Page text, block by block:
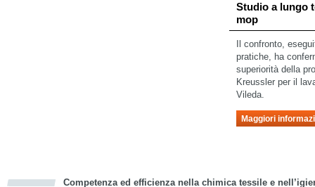
Studio a lungo
mop
Il confronto,
pratiche, ha
superiorità della
Kreussler per il
Vileda.
Maggiori
Competenza ed efficienza nella chimica tessile e